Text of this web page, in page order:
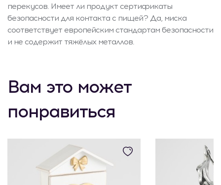
перекусов. Имеет ли продукт сертификаты
безопасности для контакта с пищей? Да, миска
соответствует европейским стандартам безопасности
и не содержит тяжёлых металлов.
Вам это может
понравиться